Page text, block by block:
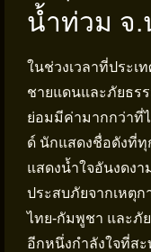
น้ำท่วม จ
ในช่วงเวลาที่ประเ
ชายแดนและภัยธร
ย่อมมีค่ามากกว่าที่
ด์ นักแสดงชื่อดังที่ทุ
แสดงน้ำใจอันงดงา
ประสบภัยจากเหตุ
ไทย-กัมพูชา และภั
อีกหนึ่งกำลังใจที่ส